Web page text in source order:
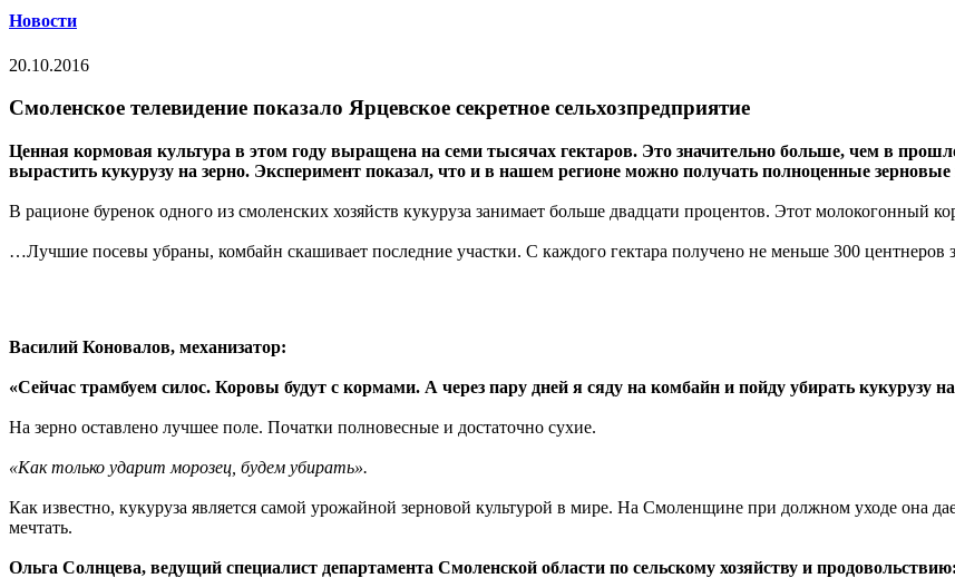
Новости
20.10.2016
Смоленское телевидение показало Ярцевское секретное сельхозпредприятие
Ценная кормовая культура в этом году выращена на семи тысячах гектаров. Это значительно больше, чем в
вырастить кукурузу на зерно. Эксперимент показал, что и в нашем регионе можно получать полноценные зерновые
В рационе буренок одного из смоленских хозяйств кукуруза занимает больше двадцати процентов. Этот молокогонный
…Лучшие посевы убраны, комбайн скашивает последние участки. С каждого гектара получено не меньше 300
Василий Коновалов, механизатор:
«Сейчас трамбуем силос. Коровы будут с кормами. А через пару дней я сяду на комбайн и пойду убирать кукурузу
На зерно оставлено лучшее поле. Початки полновесные и достаточно сухие.
«Как только ударит морозец, будем убирать».
Как известно, кукуруза является самой урожайной зерновой культурой в мире. На Смоленщине при должном уходе она
мечтать.
Ольга Солнцева, ведущий специалист департамента Смоленской области по сельскому хозяйству и продовольствию: